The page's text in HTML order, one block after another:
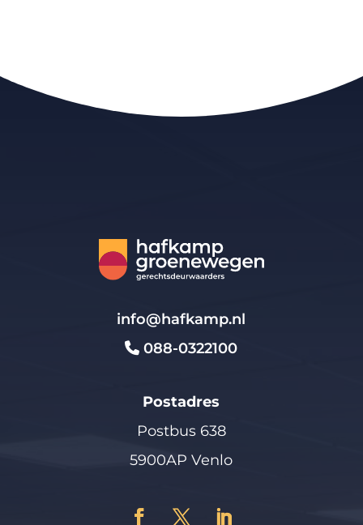
info@hafkamp.nl
088-0322100
Postadres
Postbus 638
5900AP Venlo